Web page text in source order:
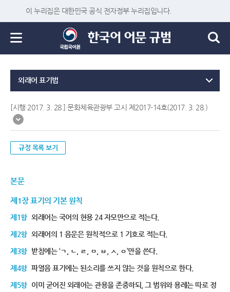
이 누리집은 대한민국 공식 전자정부 누리집입니다.
외래어 표기법
[시행 2017. 3. 28.] 문화체육관광부 고시 제2017-14호(2017. 3. 28.)
규정 목록 보기
본문
제1장 표기의 기본 원칙
제1항 외래어는 국어의 현용 24 자모만으로 적는다.
제2항 외래어의 1 음운은 원칙적으로 1 기호로 적는다.
제3항 받침에는 ‘ㄱ, ㄴ, ㄹ, ㅁ, ㅂ, ㅅ, ㅇ’만을 쓴다.
제4항 파열음 표기에는 된소리를 쓰지 않는 것을 원칙으로 한다.
제5항 이미 굳어진 외래어는 관용을 존중하되, 그 범위와 용례는 따로 정